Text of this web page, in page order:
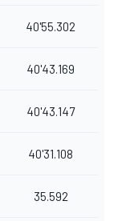
40'55.302
40'43.169
40'43.147
40'31.108
35.592